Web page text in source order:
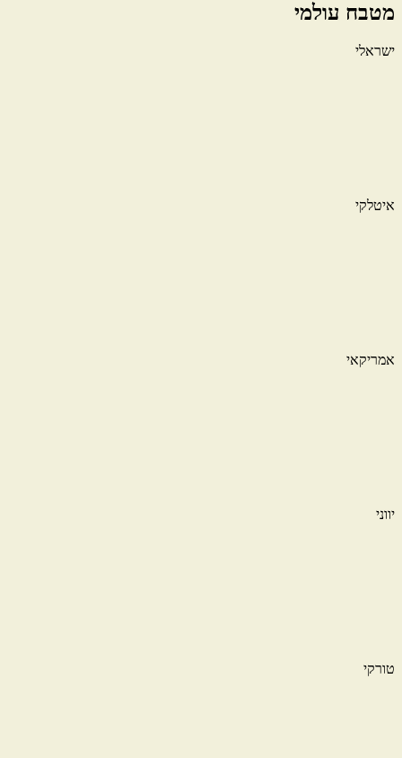
מטבח עולמי
ישראלי
איטלקי
אמריקאי
יווני
טורקי